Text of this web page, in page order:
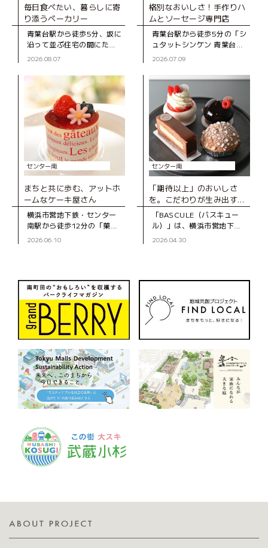
毎日食べたい、暮らしに寄
り添うベーカリー
青葉台駅から徒歩5分、坂に
沿って並ぶ住宅の間にたた
ずむ「ブーランジェD316
プンしたベーカリー。木の
ぬくもりを感じる店内のシ
ョー
2026.08.07
格別なおいしさ！手作りハ
ムとソーセージ専門店
青葉台駅から徒歩5分の「シ
ュタットシンケン 青葉台本
店」は、手作りハムとソー
の地元で長く親しまれてい
2026.07.09
センター南
まちと共に歩む、アットホ
ームなケーキ屋さん
横浜市営地下鉄・センター
南駅から徒歩12分の「菓子
工房スグーリ」は、パティ
は、センター南駅
2026.06.10
センター南
「期待以上」のおいしさ
を。こだわりが生み出す、
とびきりのスイーツ
「BASCULE（バスキュー
ル）」は、横浜市営地下
鉄・センター南駅から徒歩3
藤さんは、自
2026.04.30